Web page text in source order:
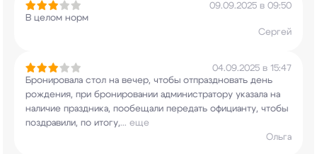
09.09.2025 в 09:50
В целом норм
Сергей
04.09.2025 в 15:47
Бронировала стол на вечер, чтобы отпраздновать день
рождения, при бронировании администратору указала на
наличие праздника, пообещали передать официанту, чтобы
поздравили, по итогу,... еще
Ольга